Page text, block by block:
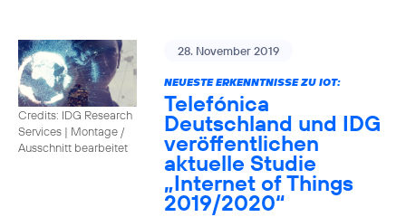
Credits: IDG Research
Services | Montage /
Ausschnitt bearbeitet
28. November 2019
NEUESTE ERKENNTNISSE ZU IOT:
Telefónica
Deutschland und IDG
veröffentlichen
aktuelle Studie
„Internet of Things
2019/2020“